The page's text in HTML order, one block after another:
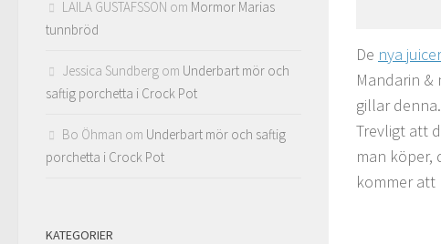
De nya
Mandarin &
gillar
Trevligt att
man köper,
kommer att
LAILA GUSTAFSSON om Mormor Marias
tunnbröd
Jessica Sundberg om Underbart mör och
saftig porchetta i Crock Pot
Bo Öhman om Underbart mör och saftig
porchetta i Crock Pot
KATEGORIER